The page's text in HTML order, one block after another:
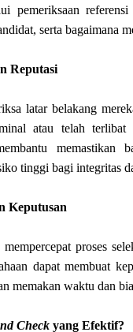
pemeriksaan
serta bagaimana
Reputasi
latar belakang
atau telah terlibat
memastikan
tinggi bagi integritas
Keputusan
proses
dapat membuat
memakan waktu dan
Check yang Efektif?